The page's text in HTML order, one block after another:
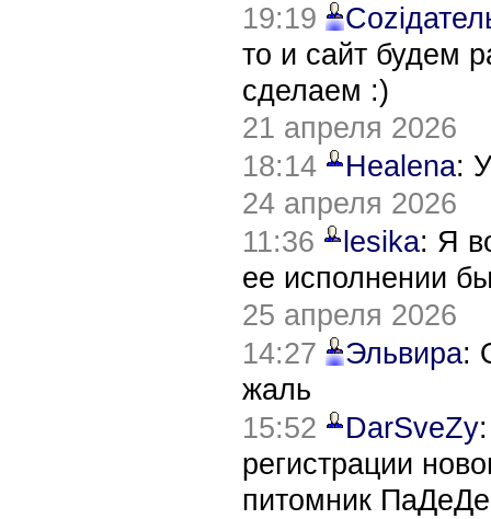
19:19
то и сайт будем
сделаем :)
21 апреля 2026
18:14
Healena:
24 апреля 2026
11:36
lesika: Я
ее исполнении
25 апреля 2026
14:27
Эльвира:
жаль
15:52
DarSveZy
регистрации
питомник